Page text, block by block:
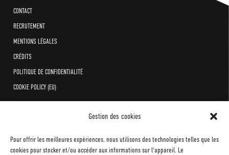
Gestion des cookies
Pour offrir les meilleures expériences, nous utilisons des technologies telles que les
cookies pour stocker et/ou accéder aux informations sur l'appareil. Le
CONTACT
RECRUTEMENT
MENTIONS LÉGALES
CRÉDITS
POLITIQUE DE CONFIDENTIALITÉ
COOKIE POLICY (EU)